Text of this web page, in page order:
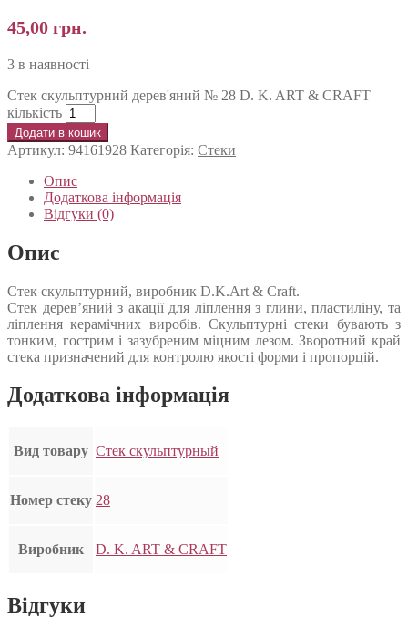
45,00 грн.
3 в наявності
Стек скульптурний дерев'яний № 28 D. K. ART & CRAFT
кількість
Додати в кошик
Артикул: 94161928 Категорія: Стеки
Опис
Додаткова інформація
Відгуки (0)
Опис
Стек скульптурний, виробник D.K.Art & Craft.
Стек дерев’яний з акації для ліплення з глини, пластиліну, та
ліплення керамічних виробів. Скульптурні стеки бувають з
тонким, гострим і зазубреним міцним лезом. Зворотний край
стека призначений для контролю якості форми і пропорцій.
Додаткова інформація
Вид товару Стек скульптурный
Номер стеку 28
Виробник D. K. ART & CRAFT
Відгуки